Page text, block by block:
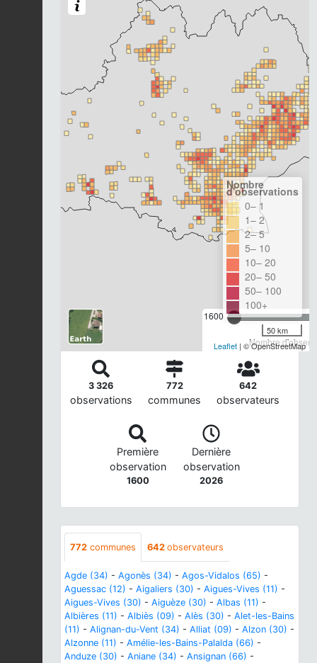
1600
Nombre
Nombre
d'observations
0– 1
1– 2
2– 5
5– 10
10– 20
20– 50
50– 100
100+
50 km
Leaflet | © OpenStreetMap
3 326
observations
772
communes
642
observateurs
Première
observation
1600
Dernière
observation
2026
772 communes 642 observateurs
Agde (34) - Agonès (34) - Agos-Vidalos (65) -
Aguessac (12) - Aigaliers (30) - Aigues-Vives (11) -
Aigues-Vives (30) - Aiguèze (30) - Albas (11) -
Albières (11) - Albiès (09) - Alès (30) - Alet-les-Bains
(11) - Alignan-du-Vent (34) - Alliat (09) - Alzon (30) -
Alzonne (11) - Amélie-les-Bains-Palalda (66) -
Anduze (30) - Aniane (34) - Ansignan (66) -